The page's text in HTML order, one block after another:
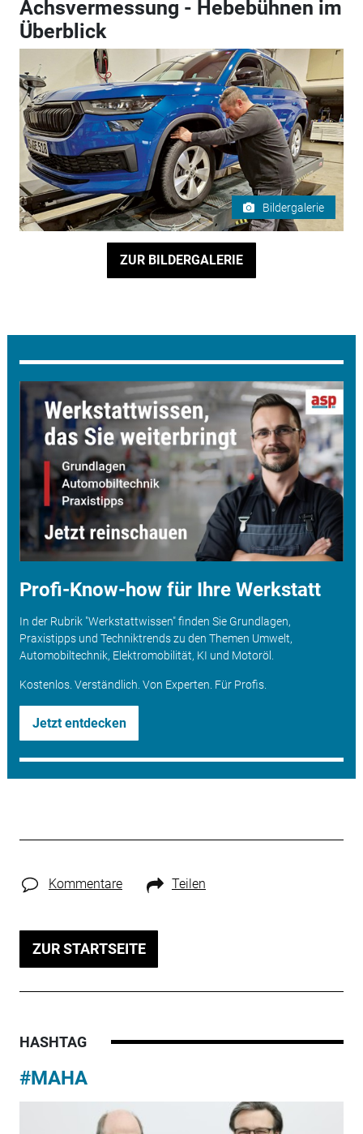
Achsvermessung - Hebebühnen im
Überblick
Bildergalerie
ZUR BILDERGALERIE
Profi-Know-how für Ihre Werkstatt
In der Rubrik "Werkstattwissen" finden Sie Grundlagen,
Praxistipps und Techniktrends zu den Themen Umwelt,
Automobiltechnik, Elektromobilität, KI und Motoröl.
Kostenlos. Verständlich. Von Experten. Für Profis.
Jetzt entdecken
Kommentare Teilen
ZUR STARTSEITE
HASHTAG
#MAHA